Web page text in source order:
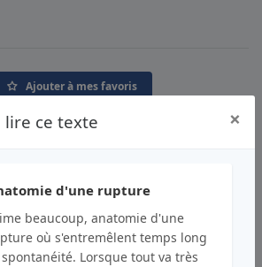
ce texte ×
d'une rupture
beaucoup, anatomie d'une
où s'entremêlent temps long
Lorsque tout va très
Ajouter à mes favoris
mail Signaler un abus